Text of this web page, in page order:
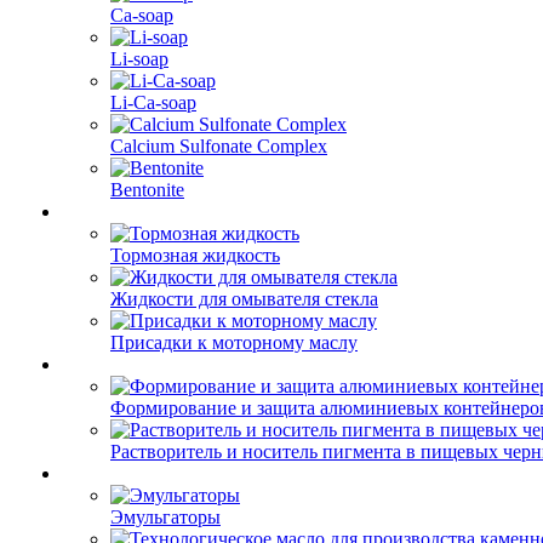
Ca-soap
Li-soap
Li-Ca-soap
Calcium Sulfonate Complex
Bentonite
Тормозная жидкость
Жидкости для омывателя стекла
Присадки к моторному маслу
Формирование и защита алюминиевых
Растворитель и носитель пигмента в пищевых
Эмульгаторы